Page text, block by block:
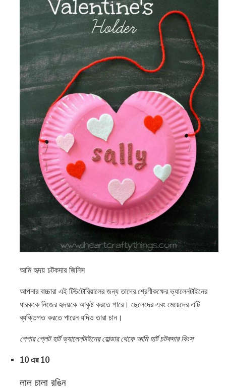
আমি হৃদয় চটকদার জিনিস
আপনার বাচ্চারা এই টিউটোরিয়ালের জন্য তাদের শ্রেণীকক্ষের ভ্যালেনটাইনের
ধারককে নিজের হৃদয়কে আকৃষ্ট করতে পারে। ছেলেদের এবং মেয়েদের এটি
ব্যক্তিগত করতে পারেন যদিও তারা চান।
পেপার প্লেট হার্ট ভ্যালেনটাইনের হোল্ডার থেকে আমি হার্ট চটকদার থিংস
10 এর 10
লাল চালা রঙিন